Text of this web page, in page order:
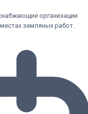
организации
земляных работ.